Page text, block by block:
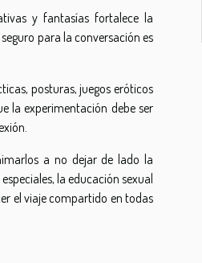
y fantasías fortalece la
para la conversación es
posturas, juegos eróticos
la experimentación debe ser
a no dejar de lado la
la educación sexual
el viaje compartido en todas